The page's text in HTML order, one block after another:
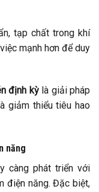
tạp chất trong khí
mạnh hơn để duy
định kỳlà giải pháp
giảm thiểu tiêu hao
năng
càng phát triển với
điện năng. Đặc biệt,